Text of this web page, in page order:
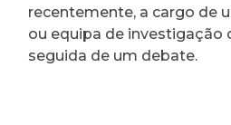
recentemente, a cargo de
ou equipa de investigação
seguida de um debate.